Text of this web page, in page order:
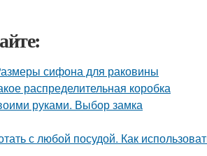
сифона для раковины
распределительная коробка
руками. Выбор замка
с любой посудой. Как